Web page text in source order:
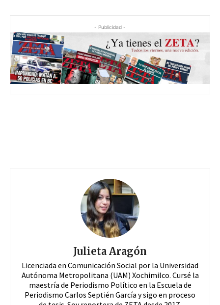
- Publicidad -
Julieta Aragón
Licenciada en Comunicación Social por la Universidad
Autónoma Metropolitana (UAM) Xochimilco. Cursé la
maestría de Periodismo Político en la Escuela de
Periodismo Carlos Septién García y sigo en proceso